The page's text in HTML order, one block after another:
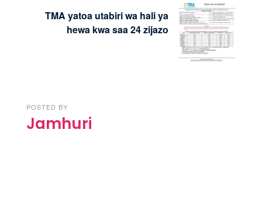
TMA yatoa utabiri wa hali ya
hewa kwa saa 24 zijazo
POSTED BY
Jamhuri